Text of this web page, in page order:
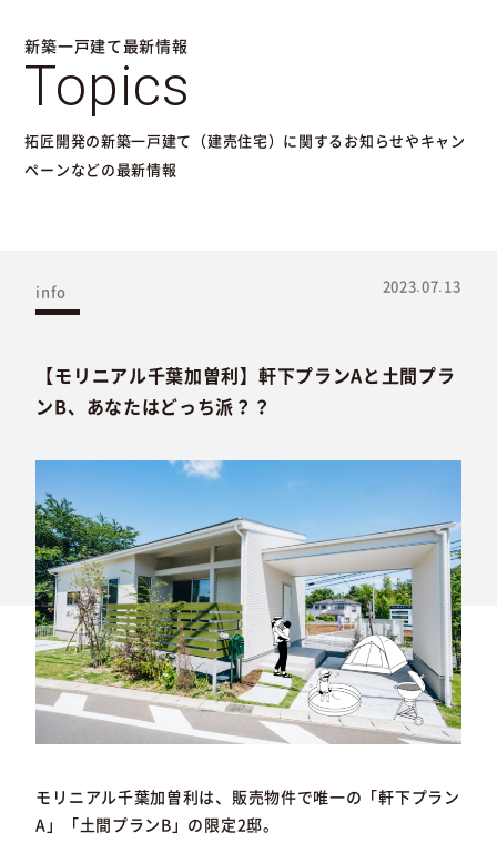
新築一戸建て最新情報
Topics
拓匠開発の新築一戸建て（建売住宅）に関するお知らせやキャン
ペーンなどの最新情報
info 2023.07.13
【モリニアル千葉加曽利】軒下プランAと土間プラ
ンB、あなたはどっち派？？
モリニアル千葉加曽利は、販売物件で唯一の「軒下プラン
A」「土間プランB」の限定2邸。